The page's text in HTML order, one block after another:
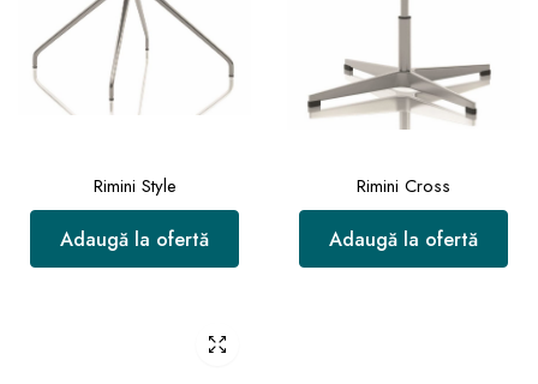
Rimini Style
Adaugă la ofertă
Rimini Cross
Adaugă la ofertă